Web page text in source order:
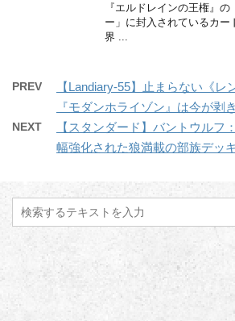
『エルドレインの王権』
ー」に封入されているカ
界 ...
PREV
【Landiary-55】止まらない《レ
『モダンホライゾン』は今が剥
NEXT
【スタンダード】バントウルフ
幅強化された狼満載の部族デッキ